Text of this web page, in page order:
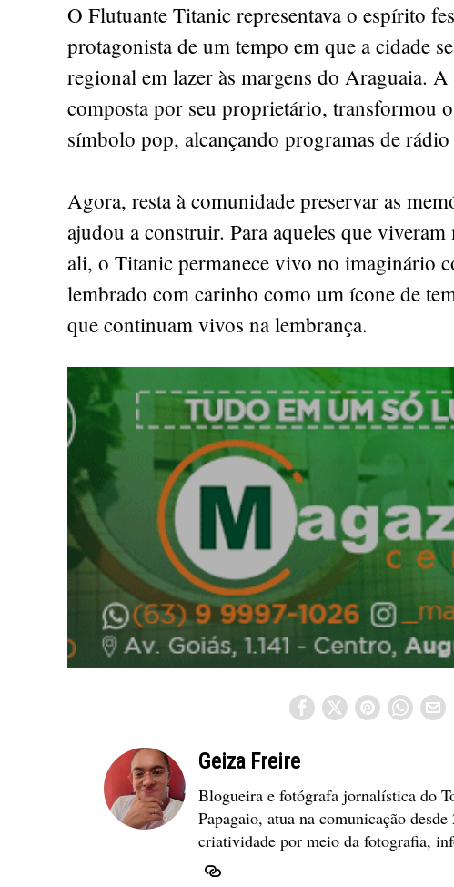
O Flutuante Titanic representava o espírito
protagonista de um tempo em que a cidade
regional em lazer às margens do Araguaia.
composta por seu proprietário, transformou
símbolo pop, alcançando programas de
Agora, resta à comunidade preservar as
ajudou a construir. Para aqueles que
ali, o Titanic permanece vivo no imaginário
lembrado com carinho como um ícone de
que continuam vivos na lembrança.
Geiza Freire
Blogueira e fotógrafa jornalística do
Papagaio, atua na comunicação desde
criatividade por meio da fotografia,